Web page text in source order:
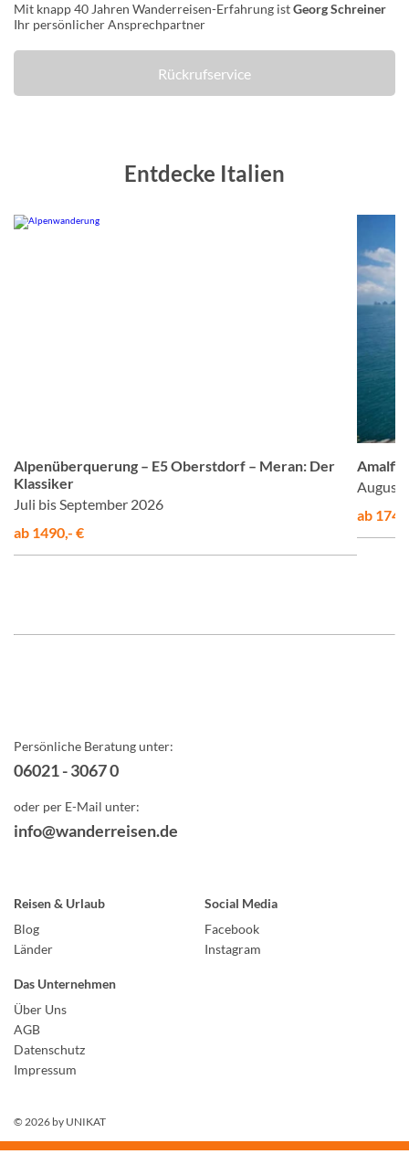
Mit knapp 40 Jahren Wanderreisen-Erfahrung istGeorg Schreiner
Ihr persönlicher Ansprechpartner
Rückrufservice
Entdecke Italien
Alpenüberquerung – E5 Oberstdorf – Meran: Der
Klassiker
Juli bis September 2026
ab 1490,- €
Amalfis
August
ab
Persönliche Beratung unter:
06021 - 3067 0
oder per E-Mail unter:
info@wanderreisen.de
Reisen & Urlaub
Blog
Länder
Social Media
Facebook
Instagram
Das Unternehmen
Über Uns
AGB
Datenschutz
Impressum
© 2026 by UNIKAT